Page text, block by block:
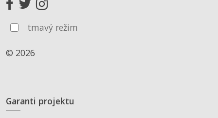
tmavý režim
© 2026
Garanti projektu